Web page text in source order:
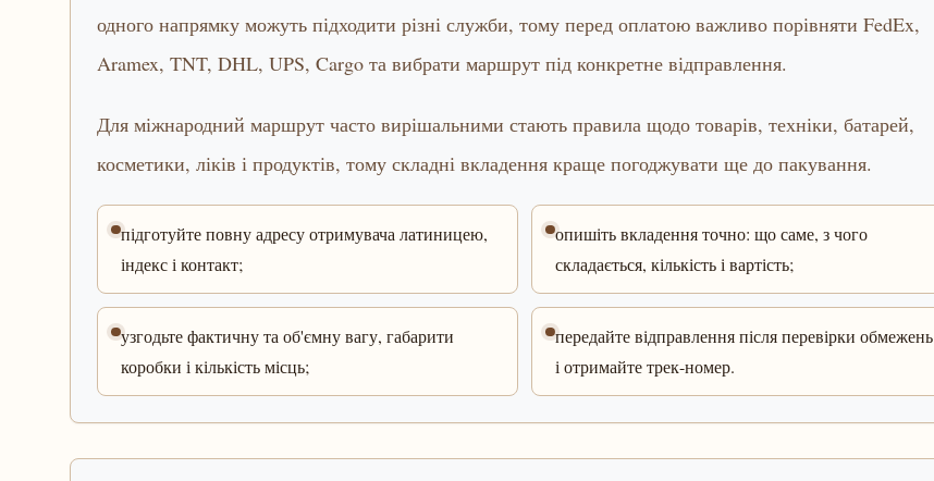
одного напрямку можуть підходити різні служби, тому перед оплатою важливо порівняти FedEx,
Aramex, TNT, DHL, UPS, Cargo та вибрати маршрут під конкретне відправлення.
Для міжнародний маршрут часто вирішальними стають правила щодо товарів, техніки, батарей,
косметики, ліків і продуктів, тому складні вкладення краще погоджувати ще до пакування.
підготуйте повну адресу отримувача латиницею,
індекс і контакт;
опишіть вкладення точно: що саме, з чого
складається, кількість і вартість;
узгодьте фактичну та об'ємну вагу, габарити
коробки і кількість місць;
передайте відправлення після перевірки обмежень
і отримайте трек-номер.